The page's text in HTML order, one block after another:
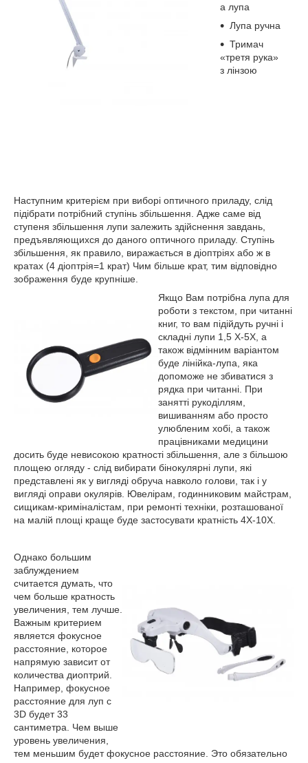
а лупа
Лупа ручна
Тримач
«третя рука»
з лінзою
Наступним критерієм при виборі оптичного приладу, слід
підібрати потрібний ступінь збільшення. Адже саме від
ступеня збільшення лупи залежить здійснення завдань,
предъявляющихся до даного оптичного приладу. Ступінь
збільшення, як правило, виражається в діоптріях або ж в
кратах (4 діоптрія=1 крат) Чим більше крат, тим відповідно
зображення буде крупніше.
Якщо Вам потрібна лупа для
роботи з текстом, при читанні
книг, то вам підійдуть ручні і
складні лупи 1,5 Х-5Х, а
також відмінним варіантом
буде лінійка-лупа, яка
допоможе не збиватися з
рядка при читанні. При
занятті рукоділлям,
вишиванням або просто
улюбленим хобі, а також
працівниками медицини
досить буде невисокою кратності збільшення, але з більшою
площею огляду - слід вибирати бінокулярні лупи, які
представлені як у вигляді обруча навколо голови, так і у
вигляді оправи окулярів. Ювелірам, годинниковим майстрам,
сищикам-криміналістам, при ремонті техніки, розташованої
на малій площі краще буде застосувати кратність 4Х-10Х.
Однако большим
заблуждением
считается думать, что
чем больше кратность
увеличения, тем лучше.
Важным критерием
является фокусное
расстояние, которое
напрямую зависит от
количества диоптрий.
Например, фокусное
расстояние для луп с
3D будет 33
сантиметра. Чем выше
уровень увеличения,
тем меньшим будет фокусное расстояние. Это обязательно